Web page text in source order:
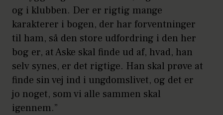
og i klubben. Der er rigtig mange
karakterer i bogen, der har forventninger
til ham, så den store udfordring i den her
bog er, at Aske skal finde ud af, hvad, han
selv synes, er det rigtige. Han skal prøve at
finde sin vej ind i ungdomslivet, og det er
jo noget, som vi alle sammen skal
igennem.”